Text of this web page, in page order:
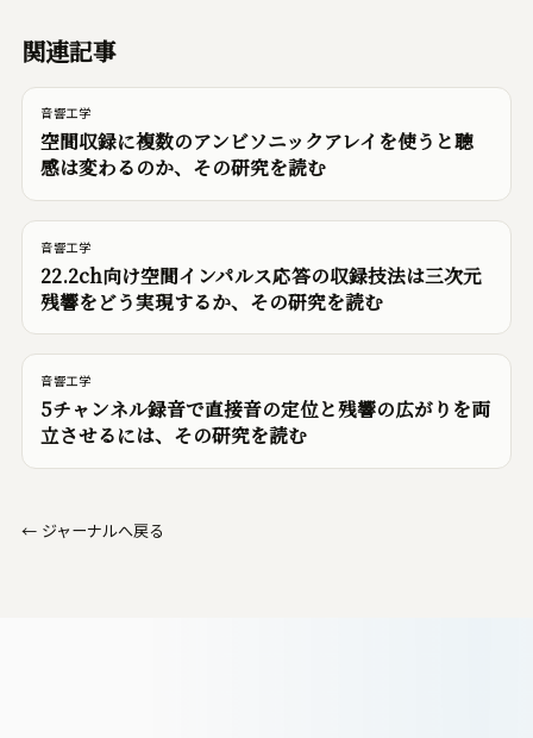
関連記事
音響工学
空間収録に複数のアンビソニックアレイを使うと聴
感は変わるのか、その研究を読む
音響工学
22.2ch向け空間インパルス応答の収録技法は三次元
残響をどう実現するか、その研究を読む
音響工学
5チャンネル録音で直接音の定位と残響の広がりを両
立させるには、その研究を読む
← ジャーナルへ戻る